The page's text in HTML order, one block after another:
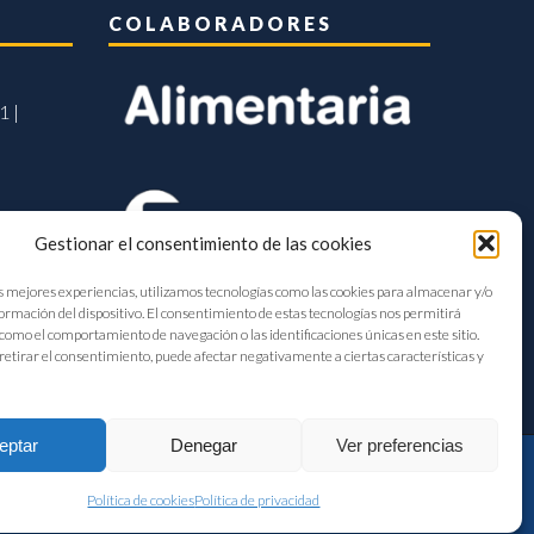
Gestionar el consentimiento de las cookies
mejores experiencias, utilizamos tecnologías como las cookies para almacenar y/o
del dispositivo. El consentimiento de estas tecnologías nos permitirá
el comportamiento de navegación o las identificaciones únicas en este sitio.
el consentimiento, puede afectar negativamente a ciertas características y
Denegar Ver preferencias
Política de cookiesPolítica de privacidad
|
COLABORADORES